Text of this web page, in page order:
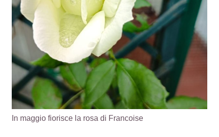
In maggio fiorisce la rosa di Francoise